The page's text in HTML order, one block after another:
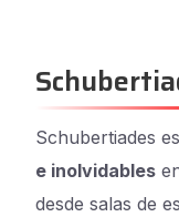
Schubertiades
e inolvidables
desde salas de